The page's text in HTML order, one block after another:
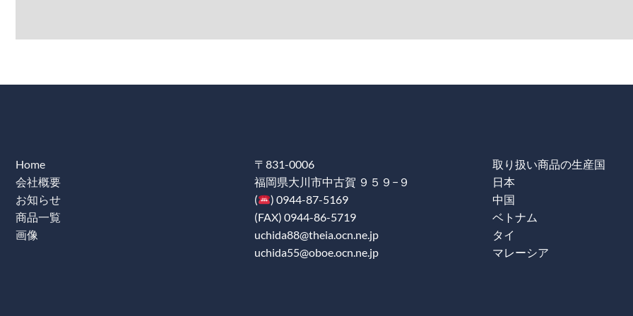
Home
会社概要
お知らせ
商品一覧
画像
〒831-0006
福岡県大川市中古賀 ９５９−９
(
) 0944-87-5169
(FAX) 0944-86-5719
uchida88@theia.ocn.ne.jp
uchida55@oboe.ocn.ne.jp
取り扱い商品の生産国
日本
中国
ベトナム
タイ
マレーシア